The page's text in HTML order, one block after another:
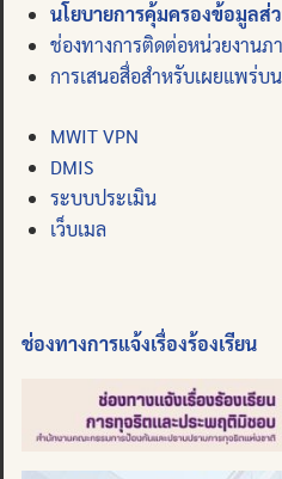
นโยบายการคุ้มครองข้อมูลส่
ช่องทางการติดต่อหน่วยงานภ
การเสนอสื่อสำหรับเผยแพร่บ
MWIT VPN
DMIS
ระบบประเมิน
เว็บเมล
ช่องทางการแจ้งเรื่องร้องเรียน